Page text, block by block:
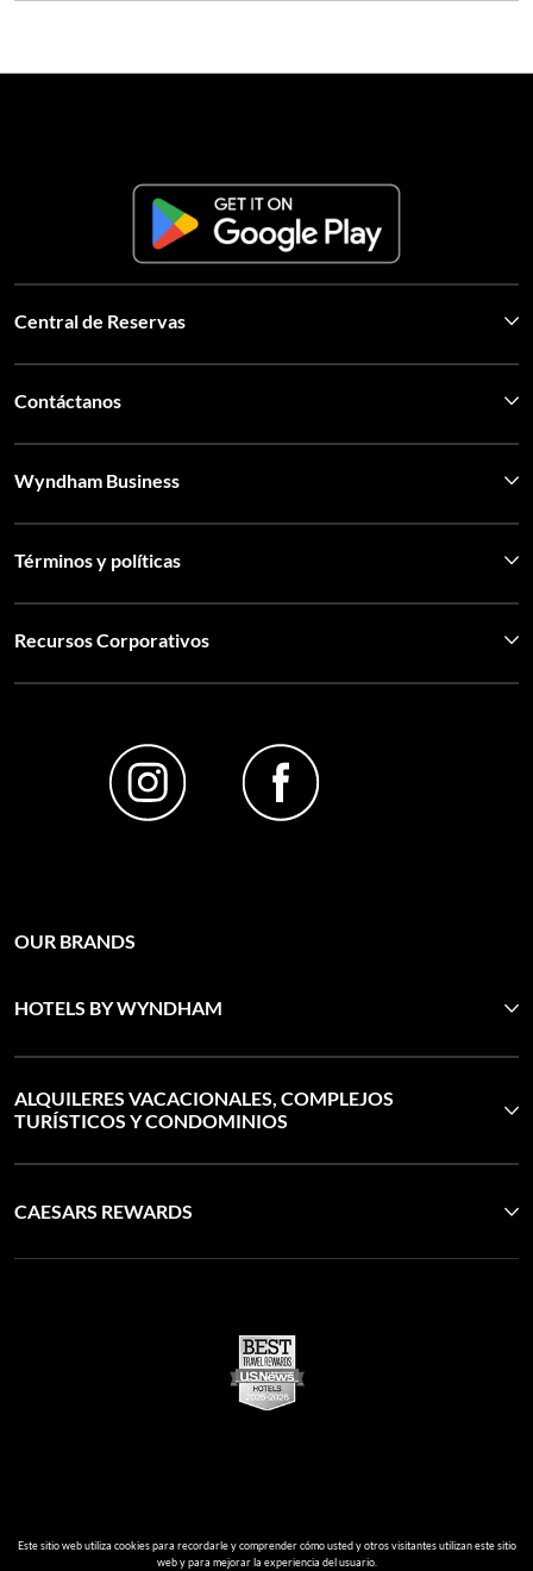
Central de Reservas
Contáctanos
Wyndham Business
Términos y políticas
Recursos Corporativos
OUR BRANDS
HOTELS BY WYNDHAM
ALQUILERES VACACIONALES, COMPLEJOS
TURÍSTICOS Y CONDOMINIOS
CAESARS REWARDS
Este sitio web utiliza cookies para recordarle y comprender cómo usted y otros visitantes utilizan este sitio
web y para mejorar la experiencia del usuario.